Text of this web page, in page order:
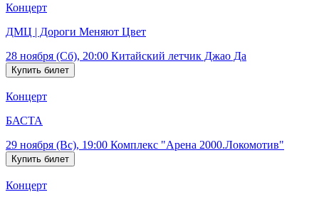
Концерт
ДМЦ | Дороги Меняют Цвет
28 ноября (Сб), 20:00 Китайский летчик Джао Да
Концерт
БАСТА
29 ноября (Вс), 19:00 Комплекс "Арена 2000.Локомотив"
Концерт